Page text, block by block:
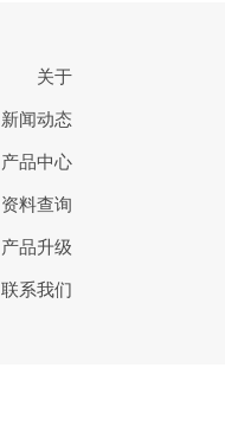
关于
新闻动态
产品中心
资料查询
产品升级
联系我们